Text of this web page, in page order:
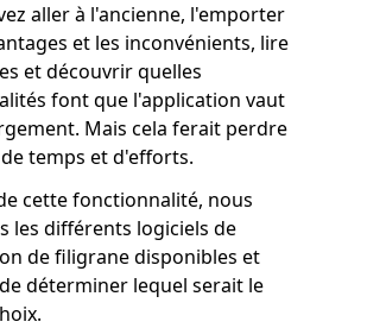
aller à l'ancienne, l'emporter
et les inconvénients, lire
et découvrir quelles
font que l'application vaut
Mais cela ferait perdre
temps et d'efforts.
cette fonctionnalité, nous
les différents logiciels de
de filigrane disponibles et
déterminer lequel serait le